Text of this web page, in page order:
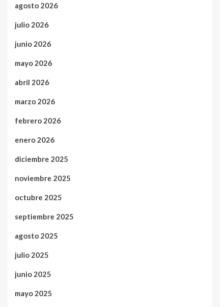
agosto 2026
julio 2026
junio 2026
mayo 2026
abril 2026
marzo 2026
febrero 2026
enero 2026
diciembre 2025
noviembre 2025
octubre 2025
septiembre 2025
agosto 2025
julio 2025
junio 2025
mayo 2025